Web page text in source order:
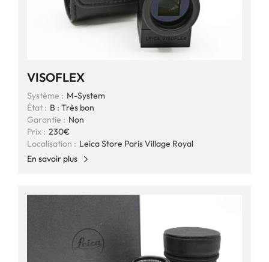
VISOFLEX
Système : M-System
État : B : Très bon
Garantie : Non
Prix : 230€
Localisation : Leica Store Paris Village Royal
En savoir plus